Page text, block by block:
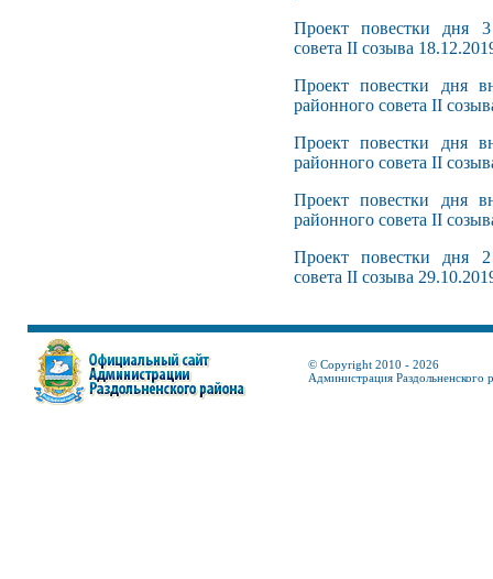
Проект повестки дня 3
совета II созыва
Проект повестки дня
районного совета II
Проект повестки дня
районного совета II
Проект повестки дня
районного совета II
Проект повестки дня 2
совета II созыва
© Copyright 2010 - 2026
Администрация Раздольненского